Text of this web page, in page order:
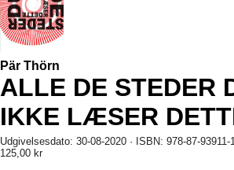
Pär Thörn
ALLE DE STEDER
IKKE LÆSER
Udgivelsesdato: 30-08-2020 · ISBN: 978-87-93911-
125,00 kr